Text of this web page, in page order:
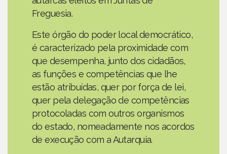
Freguesia.
Este órgão do poder local democrático,
é caracterizado pela proximidade com
que desempenha, junto dos cidadãos,
as funções e competências que lhe
estão atribuídas, quer por força de lei,
quer pela delegação de competências
protocoladas com outros organismos
do estado, nomeadamente nos acordos
de execução com a Autarquia.